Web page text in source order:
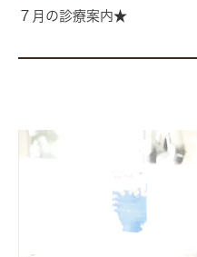
７月の診療案内★